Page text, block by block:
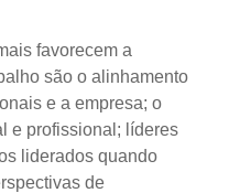
favorecem a
são o alinhamento
e a empresa; o
e profissional; líderes
liderados quando
de